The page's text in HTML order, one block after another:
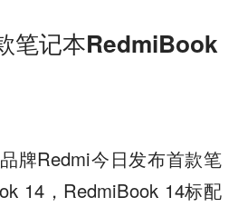
笔记本RedmiBook
牌Redmi今日发布首款笔
14，RedmiBook 14标配